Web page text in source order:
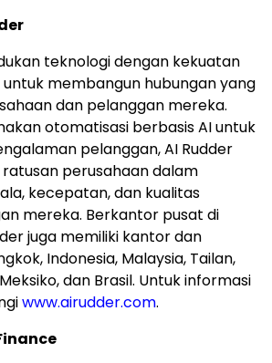
teknologi dengan kekuatan
untuk membangun hubungan yang
dan pelanggan mereka.
otomatisasi berbasis AI untuk
pelanggan, AI Rudder
perusahaan dalam
kecepatan, dan kualitas
mereka. Berkantor pusat di
juga memiliki kantor dan
Indonesia, Malaysia, Tailan,
dan Brasil. Untuk informasi
www.airudder.com.